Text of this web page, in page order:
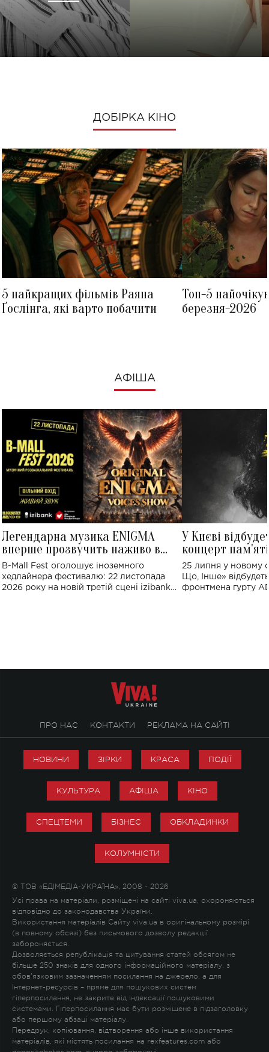
ДОБІРКА КІНО
5 найкращих фільмів Раяна
Ґослінга, які варто побачити
Топ-5
березня-2026
АФІША
Легендарна музика ENIGMA
вперше прозвучить наживо в
Україні: де відбудеться концерт
B-Mall Fest оголошує іноземного
хедлайнера фестивалю: 22 листопада
2026 року на новій третій сцені izibank
У Києві
концерт
Клименка:
виконають
25 липня у новому
Що, Інше»
фронтмена гурту
ПРО НАС КОНТАКТИ РЕКЛАМА НА САЙТІ
НОВИНИ ЗІРКИ КРАСА ПОДІЇ
КУЛЬТУРА АФІША КІНО
СПЕЦТЕМИ БІЗНЕС ОБКЛАДИНКИ
КОЛУМНІСТИ
© ТОВ «ЕДІМЕДІА-УКРАЇНА», 2008 - 2026
Усі права на матеріали, розміщені на сайті viva.ua, охороняються
відповідно до законодавства України.
Використання матеріалів Сайту viva.ua в оригінальному розмірі
(в повному обсязі) без письмового дозволу редакції
забороняється.
Дозволяється републікація та цитування статей обсягом не
більше 250 знаків для одного інформаційного матеріалу, з
обов'язковим зазначенням посилання на джерело, а для
Інтернет-ресурсів – пряме для пошукових систем
гіперпосилання, не закрите від індексації пошуковими
системами. Гіперпосилання має бути розміщене в підзаголовку
або першому абзаці матеріалу.
Передрук, копіювання, відтворення або інше використання
матеріалів, які містять посилання на rexfeatures.com або